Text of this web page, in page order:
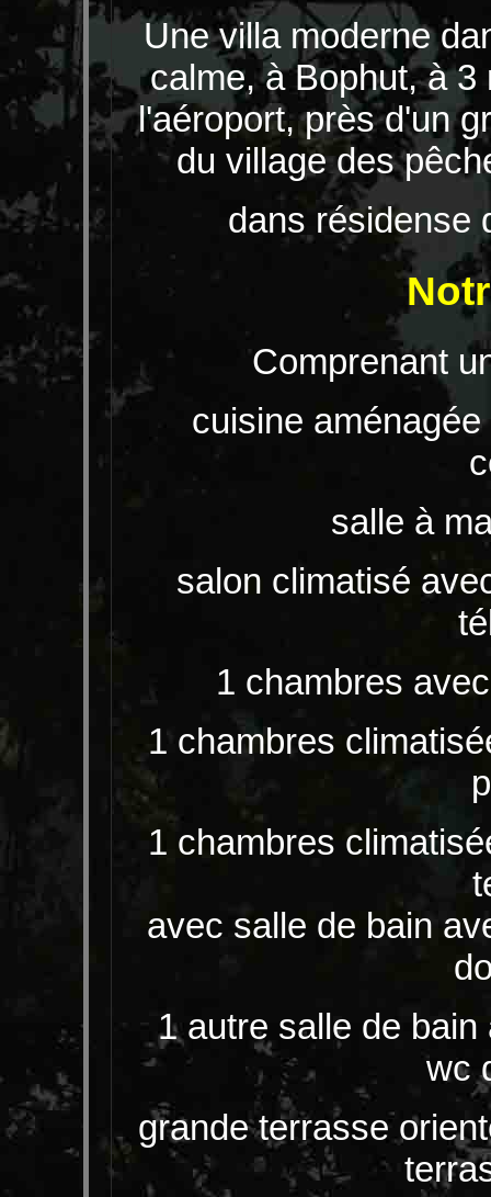
Une villa moderne
calme, à Bophut, à
l'aéroport, près d'un
du village des
dans résidense
Comprenant
cuisine
salle à
salon climatisé
1 chambres
1 chambres
1 chambres
avec salle de bain
1 autre salle de bain
wc
grande terrasse